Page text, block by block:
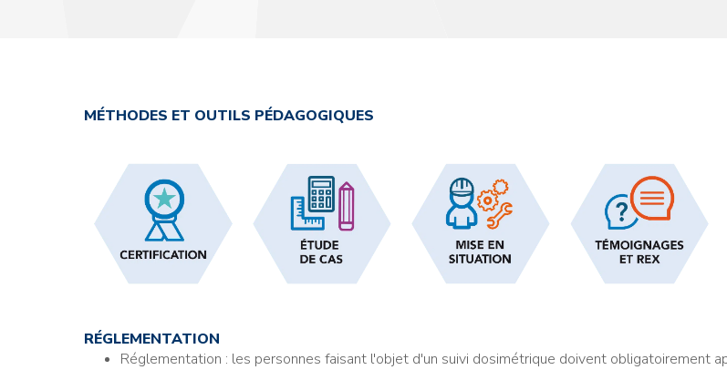
MÉTHODES ET OUTILS PÉDAGOGIQUES
RÉGLEMENTATION
Réglementation : les personnes faisant l'objet d'un suivi dosimétrique doivent obligatoirement